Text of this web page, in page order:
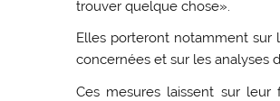
trouver quelque chose».
Elles porteront notamment sur
concernées et sur les analyses
Ces mesures laissent sur